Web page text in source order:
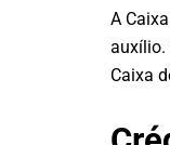
A
auxílio.
Caixa